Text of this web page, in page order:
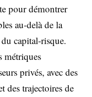
pour démontrer
au-delà de la
capital-risque.
métriques
privés, avec des
des trajectoires de